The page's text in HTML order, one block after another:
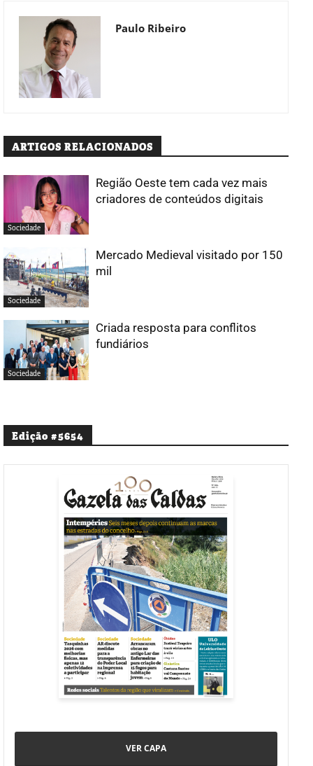
Paulo Ribeiro
ARTIGOS RELACIONADOS
Sociedade
Região Oeste tem cada vez mais
criadores de conteúdos digitais
Sociedade
Mercado Medieval visitado por 150
mil
Sociedade
Criada resposta para conflitos
fundiários
Edição #5654
VER CAPA